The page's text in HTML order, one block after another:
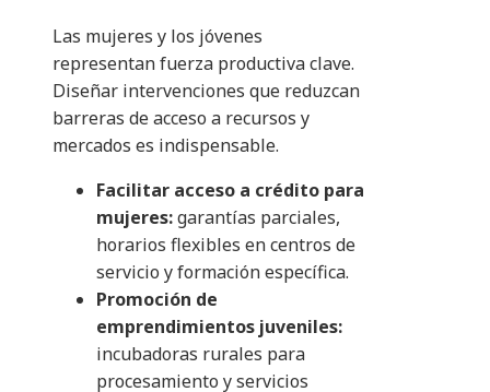
Las mujeres y los jóvenes
representan fuerza productiva clave.
Diseñar intervenciones que reduzcan
barreras de acceso a recursos y
mercados es indispensable.
Facilitar acceso a crédito para
mujeres:garantías parciales,
horarios flexibles en centros de
servicio y formación específica.
Promoción de
emprendimientos juveniles:
incubadoras rurales para
procesamiento y servicios